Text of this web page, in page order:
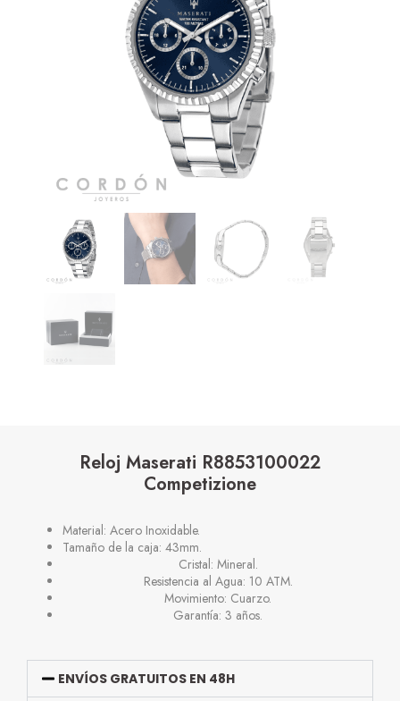
Reloj Maserati R8853100022
Competizione
Material: Acero Inoxidable.
Tamaño de la caja: 43mm.
Cristal: Mineral.
Resistencia al Agua: 10 ATM.
Movimiento: Cuarzo.
Garantía: 3 años.
ENVÍOS GRATUITOS EN 48H